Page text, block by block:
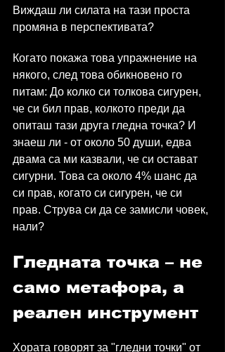
Виждаш ли силата на тази проста
промяна в перспективата?
Когато покажа това упражнение на
някого, след това обикновено го
питам: До колко си толкова сигурен,
че си бил прав, колкото преди да
опиташ тази друга гледна точка? И
знаеш ли - от около 50 души, едва
двама са ми казвали, че си остават
сигурни. Това са около 4% шанс да
си прав, когато си сигурен, че си
прав. Струва си да се замисли човек,
нали?
Гледната точка – не
само метафора, а
реален инструмент
Хората говорят за "гледни точки" от